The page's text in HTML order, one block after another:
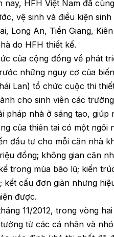
nay, HFH Việt Nam đã
vệ sinh và điều kiện
Long An, Tiền Giang,
do HFH thiết kế.
của cộng đồng về phát
những nguy cơ của
Lan) tổ chức cuộc thi
cho sinh viên các
pháp nhà ở sáng tạo, giúp
của thiên tai có một ngôi
đầu tư cho mỗi căn nhà
đồng; không gian căn
trong mùa bão lũ; kiến
kết cấu đơn giản nhưng
được.
11/2012, trong vòng
từ các cá nhân và